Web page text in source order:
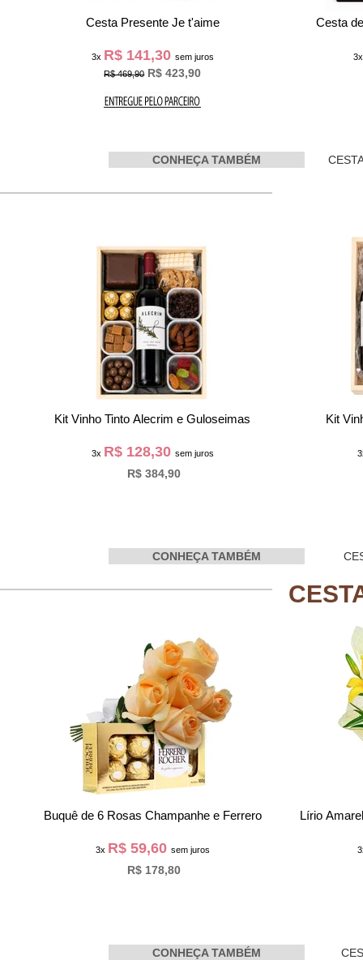
Cesta Presente Je t'aime
3x R$ 141,30 sem juros
R$ 469,90 R$ 423,90
Cesta
CONHEÇA TAMBÉM
Kit Vinho Tinto Alecrim e Guloseimas
3x R$ 128,30 sem juros
R$ 384,90
Kit
CONHEÇA TAMBÉM
Buquê de 6 Rosas Champanhe e Ferrero
3x R$ 59,60 sem juros
R$ 178,80
Lírio
CONHEÇA TAMBÉM